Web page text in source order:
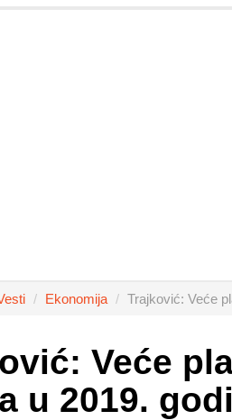
Ekonomija Trajković: Veće
Veće
u 2019.